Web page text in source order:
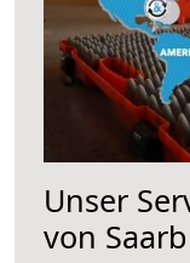
Unser
von